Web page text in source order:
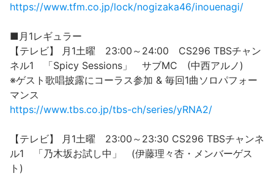
https://www.tfm.co.jp/lock/nogizaka46/inouenagi/
■月1レギュラー
【テレビ】 月1土曜 23:00～24:00 CS296 TBSチャン
ネル1 「Spicy Sessions」 サブMC (中西アルノ)
※ゲスト歌唱披露にコーラス参加 & 毎回1曲ソロパフォー
マンス
https://www.tbs.co.jp/tbs-ch/series/yRNA2/
【テレビ】 月1土曜 23:00～23:30 CS296 TBSチャンネ
ル1 「乃木坂お試し中」 (伊藤理々杏・メンバーゲス
ト)